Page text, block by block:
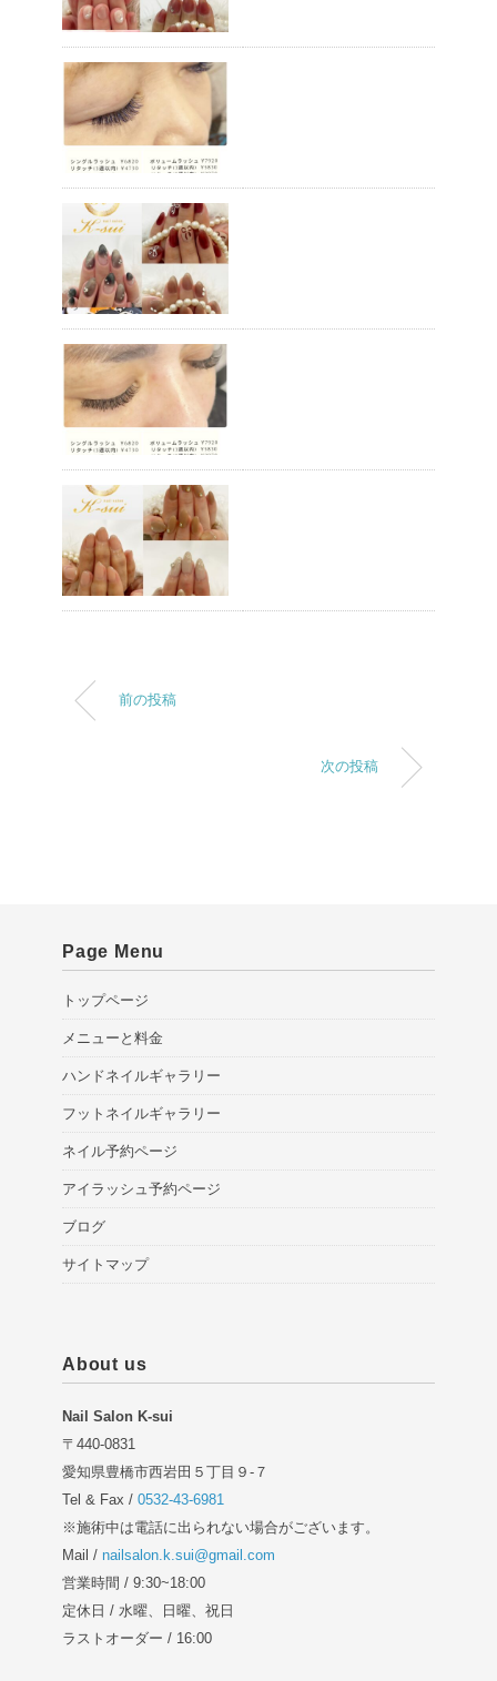
前の投稿
次の投稿
Page Menu
トップページ
メニューと料金
ハンドネイルギャラリー
フットネイルギャラリー
ネイル予約ページ
アイラッシュ予約ページ
ブログ
サイトマップ
About us
Nail Salon K-sui
〒440-0831
愛知県豊橋市西岩田５丁目９-７
Tel & Fax / 0532-43-6981
※施術中は電話に出られない場合がございます。
Mail / nailsalon.k.sui@gmail.com
営業時間 / 9:30~18:00
定休日 / 水曜、日曜、祝日
ラストオーダー / 16:00